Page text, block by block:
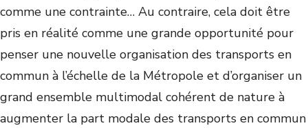
comme une contrainte… Au contraire, cela doit être
pris en réalité comme une grande opportunité pour
penser une nouvelle organisation des transports en
commun à l’échelle de la Métropole et d’organiser un
grand ensemble multimodal cohérent de nature à
augmenter la part modale des transports en commun